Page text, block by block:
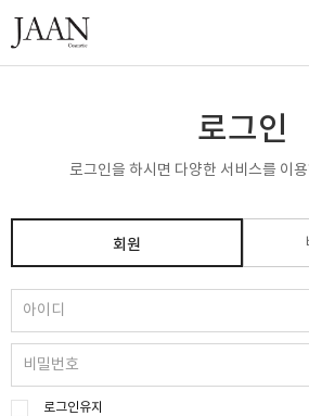
로그인
로그인을 하시면 다양한 서비스를 이
회원
로그인유지